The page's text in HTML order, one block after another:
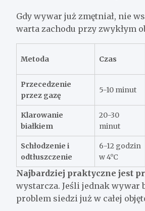
Gdy wywar już zmętniał, nie
warta zachodu przy zwykłym
Metoda Czas
Przecedzenie
przez gazę
5-10 minut
Klarowanie
białkiem
20-30
minut
Schłodzenie i
odtłuszczenie
6-12 godzin
w 4°C
Najbardziej praktyczne jest
wystarcza. Jeśli jednak wywar
problem siedzi już w całej